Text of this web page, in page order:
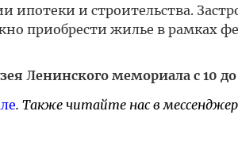
ипотеки и строительства.
приобрести жилье в рамках
Ленинского мемориала с 10 до
. Также читайте нас в